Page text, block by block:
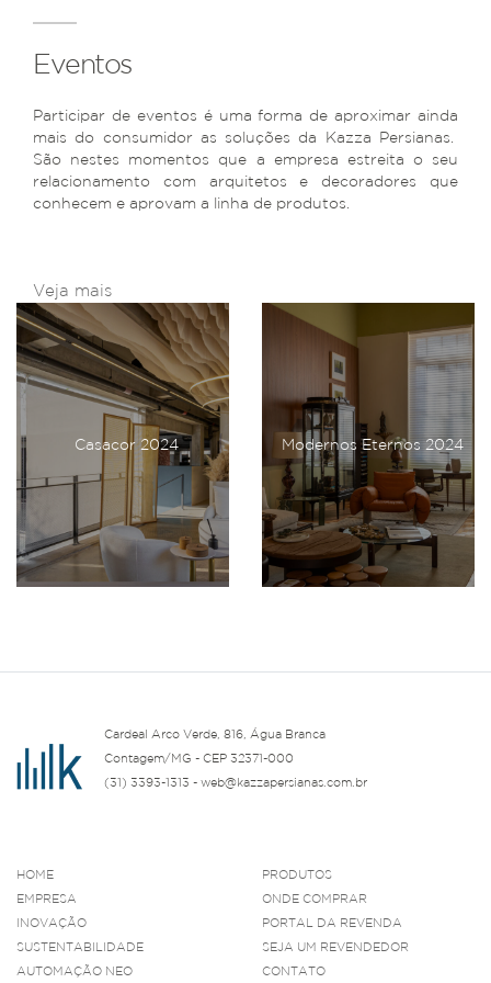
Eventos
Participar de eventos é uma forma de aproximar ainda
mais do consumidor as soluções da Kazza Persianas.
São nestes momentos que a empresa estreita o seu
relacionamento com arquitetos e decoradores que
conhecem e aprovam a linha de produtos.
Veja mais
Casacor 2024 Modernos Eternos 2024
Cardeal Arco Verde, 816, Água Branca
Contagem/MG - CEP 32371-000
(31) 3393-1313 - web@kazzapersianas.com.br
HOME
EMPRESA
INOVAÇÃO
SUSTENTABILIDADE
AUTOMAÇÃO NEO
PRODUTOS
ONDE COMPRAR
PORTAL DA REVENDA
SEJA UM REVENDEDOR
CONTATO